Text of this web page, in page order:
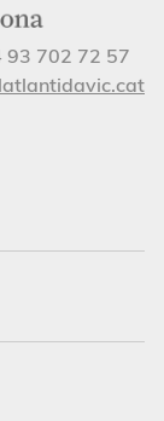
93 702 72 57